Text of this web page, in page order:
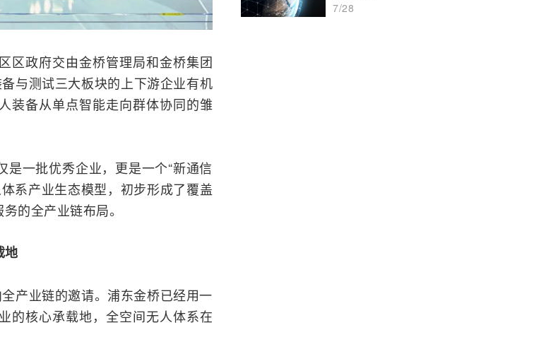
区政府交由金桥管理局和金桥集团
与测试三大板块的上下游企业有机
装备从单点智能走向群体协同的雏
一批优秀企业，更是一个“新通信
系产业生态模型，初步形成了覆盖
的全产业链布局。
地
产业链的邀请。浦东金桥已经用一
的核心承载地，全空间无人体系在
7/28